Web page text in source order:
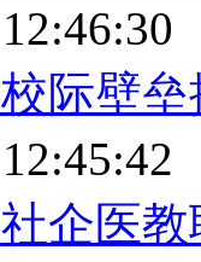
际壁
企医